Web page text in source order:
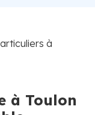
à Toulon